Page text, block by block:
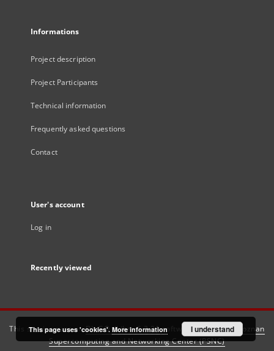
Informations
Project description
Project Participants
Technical information
Frequently asked questions
Contact
User's account
Log in
Recently viewed
This service runs onDInGO dLibra 6.3.21software created by
Poznan
Supercomputing and Networking Center (PSNC)
This page uses 'cookies'. More information I understand